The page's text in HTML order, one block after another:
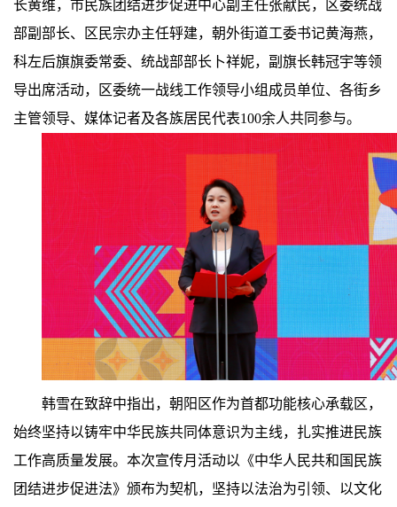
长黄维，市民族团结进步促进中心副主任张献民，区委统战
部副部长、区民宗办主任轷建，朝外街道工委书记黄海燕，
科左后旗旗委常委、统战部部长卜祥妮，副旗长韩冠宇等领
导出席活动，区委统一战线工作领导小组成员单位、各街乡
主管领导、媒体记者及各族居民代表100余人共同参与。
韩雪在致辞中指出，朝阳区作为首都功能核心承载区，
始终坚持以铸牢中华民族共同体意识为主线，扎实推进民族
工作高质量发展。本次宣传月活动以《中华人民共和国民族
团结进步促进法》颁布为契机，坚持以法治为引领、以文化